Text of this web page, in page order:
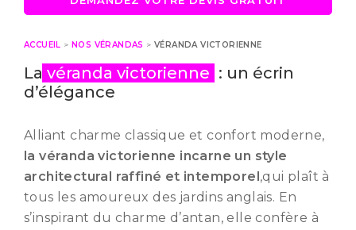
ACCUEIL >NOS VÉRANDAS >VÉRANDA VICTORIENNE
La véranda victorienne : un écrin
d’élégance
Alliant charme classique et confort moderne,
la véranda victorienne incarne un style
architectural raffiné et intemporel,qui plaît à
tous les amoureux des jardins anglais. En
s’inspirant du charme d’antan, elle confère à